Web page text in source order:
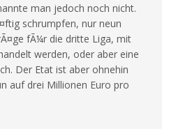
man jedoch noch nicht.
schrumpfen, nur neun
fÃ¼r die dritte Liga, mit
werden, oder aber eine
Der Etat ist aber ohnehin
auf drei Millionen Euro pro